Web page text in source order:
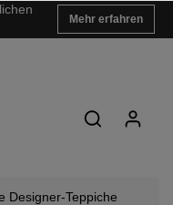
Mehr erfahren
Designer-Teppiche